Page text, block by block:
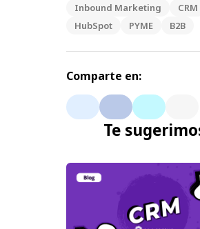
Inbound Marketing
CRM
HubSpot
PYME B2B
Comparte en:
Te